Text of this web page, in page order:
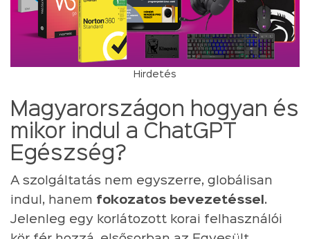
Hirdetés
Magyarországon hogyan és
mikor indul a ChatGPT
Egészség?
A szolgáltatás nem egyszerre, globálisan
indul, hanem fokozatos bevezetéssel .
Jelenleg egy korlátozott korai felhasználói